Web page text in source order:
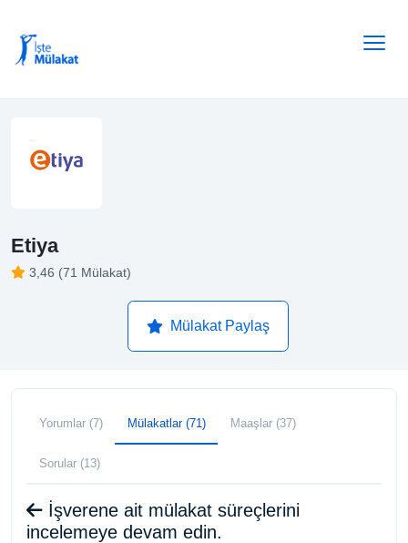
Etiya
3,46 (71 Mülakat)
Mülakat Paylaş
Yorumlar (7) Mülakatlar (71) Maaşlar (37)
Sorular (13)
İşverene ait mülakat süreçlerini
incelemeye devam edin.